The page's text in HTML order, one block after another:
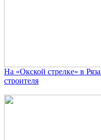
На «Окской стрелке» в
строителя